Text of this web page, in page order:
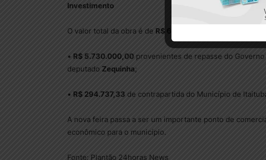
Investimento
O valor total da obra é de R$ 6.016.500,00
• R$ 5.730.000,00 provenientes de repasse do
deputado Zequinha;
• R$ 294.737,33 de contrapartida do Município de
A nova feira passa a ser um importante ponto de
econômico para o município.
Fonte: Plantão 24horas News